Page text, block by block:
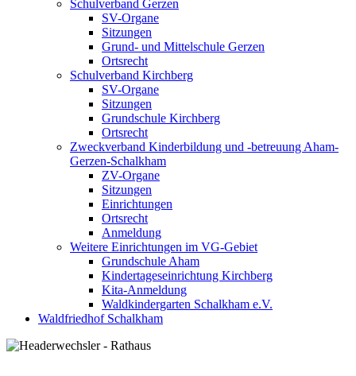
Schulverband Gerzen
SV-Organe
Sitzungen
Grund- und Mittelschule Gerzen
Ortsrecht
Schulverband Kirchberg
SV-Organe
Sitzungen
Grundschule Kirchberg
Ortsrecht
Zweckverband Kinderbildung und -betreuung Aham-
Gerzen-Schalkham
ZV-Organe
Sitzungen
Einrichtungen
Ortsrecht
Anmeldung
Weitere Einrichtungen im VG-Gebiet
Grundschule Aham
Kindertageseinrichtung Kirchberg
Kita-Anmeldung
Waldkindergarten Schalkham e.V.
Waldfriedhof Schalkham